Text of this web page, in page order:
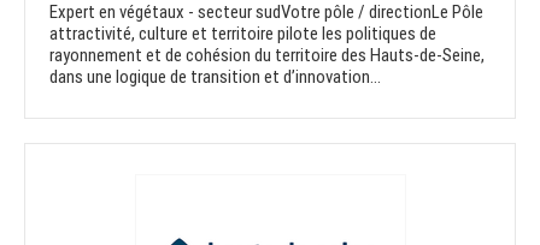
Expert en végétaux - secteur sudVotre pôle / directionLe Pôle
attractivité, culture et territoire pilote les politiques de
rayonnement et de cohésion du territoire des Hauts-de-Seine,
dans une logique de transition et d’innovation...